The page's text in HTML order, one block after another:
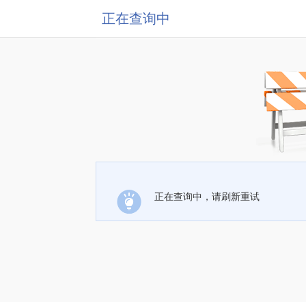
正在查询中
正在查询中，请刷新重试